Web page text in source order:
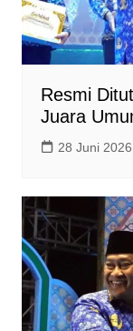
Resmi
Juara
28 Juni 2026